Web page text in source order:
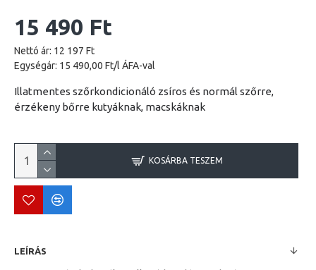
15 490 Ft
Nettó ár: 12 197 Ft
Egységár: 15 490,00 Ft/l ÁFA-val
Illatmentes szőrkondicionáló zsíros és normál szőrre,
érzékeny bőrre kutyáknak, macskáknak
KOSÁRBA TESZEM
LEÍRÁS